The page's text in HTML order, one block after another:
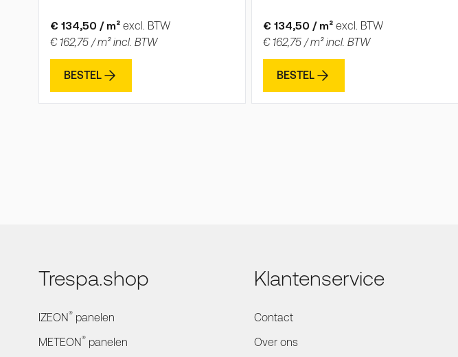
€ 134,50 / m² excl. BTW
€ 162,75 / m² incl. BTW
BESTEL
€ 134,50 / m² excl. BTW
€ 162,75 / m² incl. BTW
BESTEL
Trespa.shop
IZEON® panelen
METEON® panelen
Klantenservice
Contact
Over ons